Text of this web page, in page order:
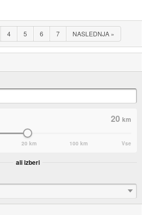
4 5 6 7 NASLEDNJA »
20km
20 km 100 km Vse
ali izberi